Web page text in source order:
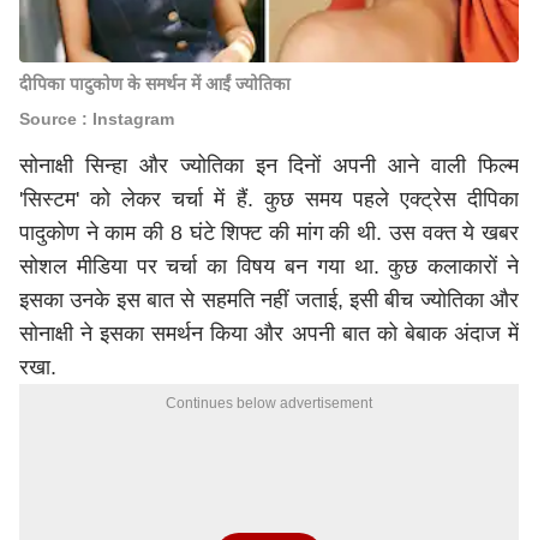
दीपिका पादुकोण के समर्थन में आईं ज्योतिका
Source : Instagram
सोनाक्षी सिन्हा और ज्योतिका इन दिनों अपनी आने वाली फिल्म
'सिस्टम' को लेकर चर्चा में हैं. कुछ समय पहले एक्ट्रेस दीपिका
पादुकोण ने काम की 8 घंटे शिफ्ट की मांग की थी. उस वक्त ये खबर
सोशल मीडिया पर चर्चा का विषय बन गया था. कुछ कलाकारों ने
इसका उनके इस बात से सहमति नहीं जताई, इसी बीच ज्योतिका और
सोनाक्षी ने इसका समर्थन किया और अपनी बात को बेबाक अंदाज में
रखा.
Continues below advertisement